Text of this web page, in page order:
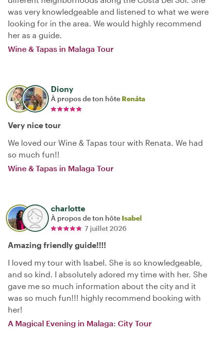
was very knowledgeable and listened to what we were
looking for in the area. We would highly recommend
her as a guide.
Wine & Tapas in Malaga Tour
Diony
À propos de ton hôte Renáta
Very nice tour
We loved our Wine & Tapas tour with Renata. We had
so much fun!!
Wine & Tapas in Malaga Tour
charlotte
À propos de ton hôte Isabel
7 juillet 2026
Amazing friendly guide!!!!
I loved my tour with Isabel. She is so knowledgeable,
and so kind. I absolutely adored my time with her. She
gave me so much information about the city and it
was so much fun!!! highly recommend booking with
her!
A Magical Evening in Malaga: City Tour